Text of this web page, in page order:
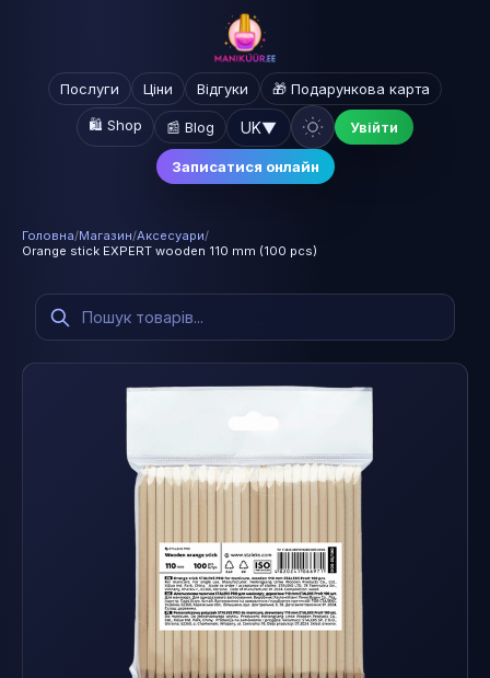
Послуги Ціни Відгуки 🎁 Подарункова карта
🛍️ Shop 📰 Blog UK▼ Увійти
Записатися онлайн
Головна/Магазин/Аксесуари/
Orange stick EXPERT wooden 110 mm (100 pcs)